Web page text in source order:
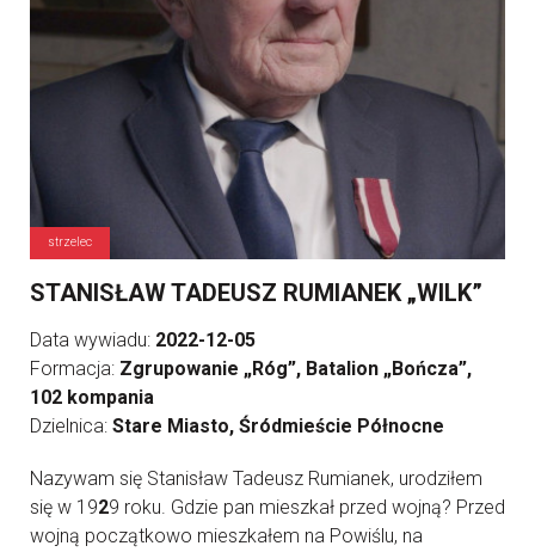
strzelec
STANISŁAW TADEUSZ RUMIANEK „WILK”
Data wywiadu: 2022-12-05
Formacja: Zgrupowanie „Róg”, Batalion „Bończa”,
102 kompania
Dzielnica: Stare Miasto, Śródmieście Północne
Nazywam się Stanisław Tadeusz Rumianek, urodziłem
się w 1929 roku. Gdzie pan mieszkał przed wojną? Przed
wojną początkowo mieszkałem na Powiślu, na